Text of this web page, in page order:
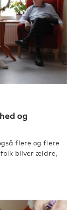
og
flere og flere
bliver ældre,